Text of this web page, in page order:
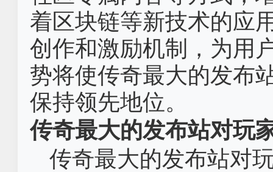
着区块链等新技术的应
创作和激励机制，为用
势将使传奇最大的发布
保持领先地位。
传奇最大的发布站对玩
传奇最大的发布站对